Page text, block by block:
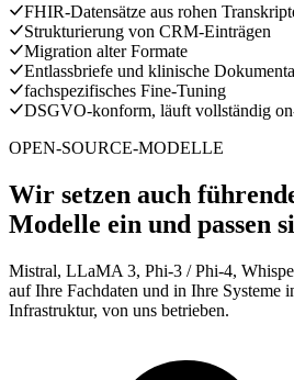
FHIR-Datensätze aus rohen
Strukturierung von CRM-Einträgen
Migration alter Formate
Entlassbriefe und klinische
fachspezifisches Fine-Tuning
DSGVO-konform, läuft vollständig
OPEN-SOURCE-MODELLE
Wir setzen auch
Modelle ein und passen
Mistral, LLaMA 3, Phi-3 / Phi-4,
auf Ihre Fachdaten und in Ihre Systeme
Infrastruktur, von uns betrieben.